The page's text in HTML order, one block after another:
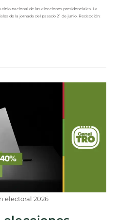
nacional de las elecciones presidenciales. La
de la jornada del pasado 21 de junio. Redacción:
electoral 2026